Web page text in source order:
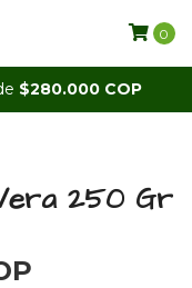
$280.000 COP
0
250 Gr